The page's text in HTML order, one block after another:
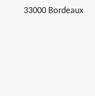
33000 Bordeaux